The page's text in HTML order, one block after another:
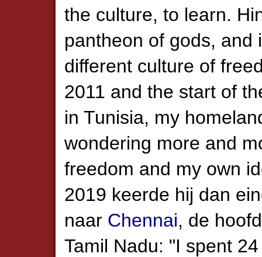
the culture, to learn.
pantheon of gods, and
different culture of
2011 and the start of
in Tunisia, my
wondering more and
freedom and my own
2019 keerde hij dan
naar Chennai, de
Tamil Nadu: "I spent